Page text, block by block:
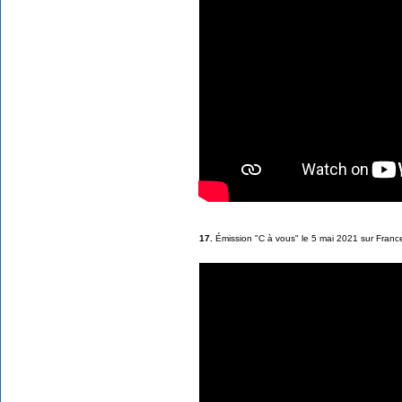
17. Émission "C à vous" le 5 mai 2021 sur